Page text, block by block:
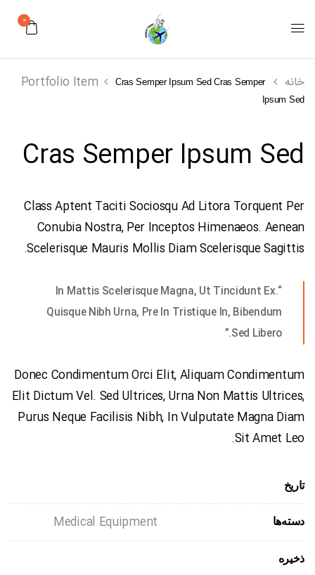
0
خانه Portfolio Item Cras Semper Ipsum Sed Cras Semper
Ipsum Sed
Cras Semper Ipsum Sed
Class Aptent Taciti Sociosqu Ad Litora Torquent Per
Conubia Nostra, Per Inceptos Himenaeos. Aenean
Scelerisque Mauris Mollis Diam Scelerisque Sagittis.
“In Mattis Scelerisque Magna, Ut Tincidunt Ex.
Quisque Nibh Urna, Pre In Tristique In, Bibendum
Sed Libero.”
Donec Condimentum Orci Elit, Aliquam Condimentum
Elit Dictum Vel. Sed Ultrices, Urna Non Mattis Ultrices,
Purus Neque Facilisis Nibh, In Vulputate Magna Diam
Sit Amet Leo.
تاریخ
دسته‌ها Medical Equipment
ذخیره